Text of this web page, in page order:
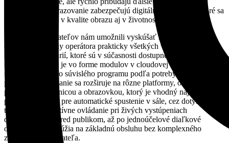
Univerzálne zobrazovanie zabezpečujú digitálne projektory, ktoré sa
neustále zlepšujú v kvalite obrazu aj v životnosti.
Stánky vystavovateľov nám umožnili vyskúšať si praktické
ovládanie konzoly operátora prakticky všetkých významných
systémov planetárií, ktoré sú v súčasnosti dostupné. Vidieť trend, že
stále viac obsahu je vo forme modulov v cloudovej knižnici, odkiaľ
sa dajú skladať do súvislého programu podľa potreby dramaturgie
programu. Ovládanie sa rozširuje na rôzne platformy, od klasického
počítača s klávesnicou a obrazovkou, ktorý je vhodný najmä na
prípravu skriptov pre automatické spustenie v sále, cez dotykové
tablety na interaktívne ovládanie pri živých vystúpeniach
demonštrátorov pred publikom, až po jednoúčelové diaľkové
ovládače, ktoré slúžia na základnú obsluhu bez komplexného
zaškolenia používateľa.